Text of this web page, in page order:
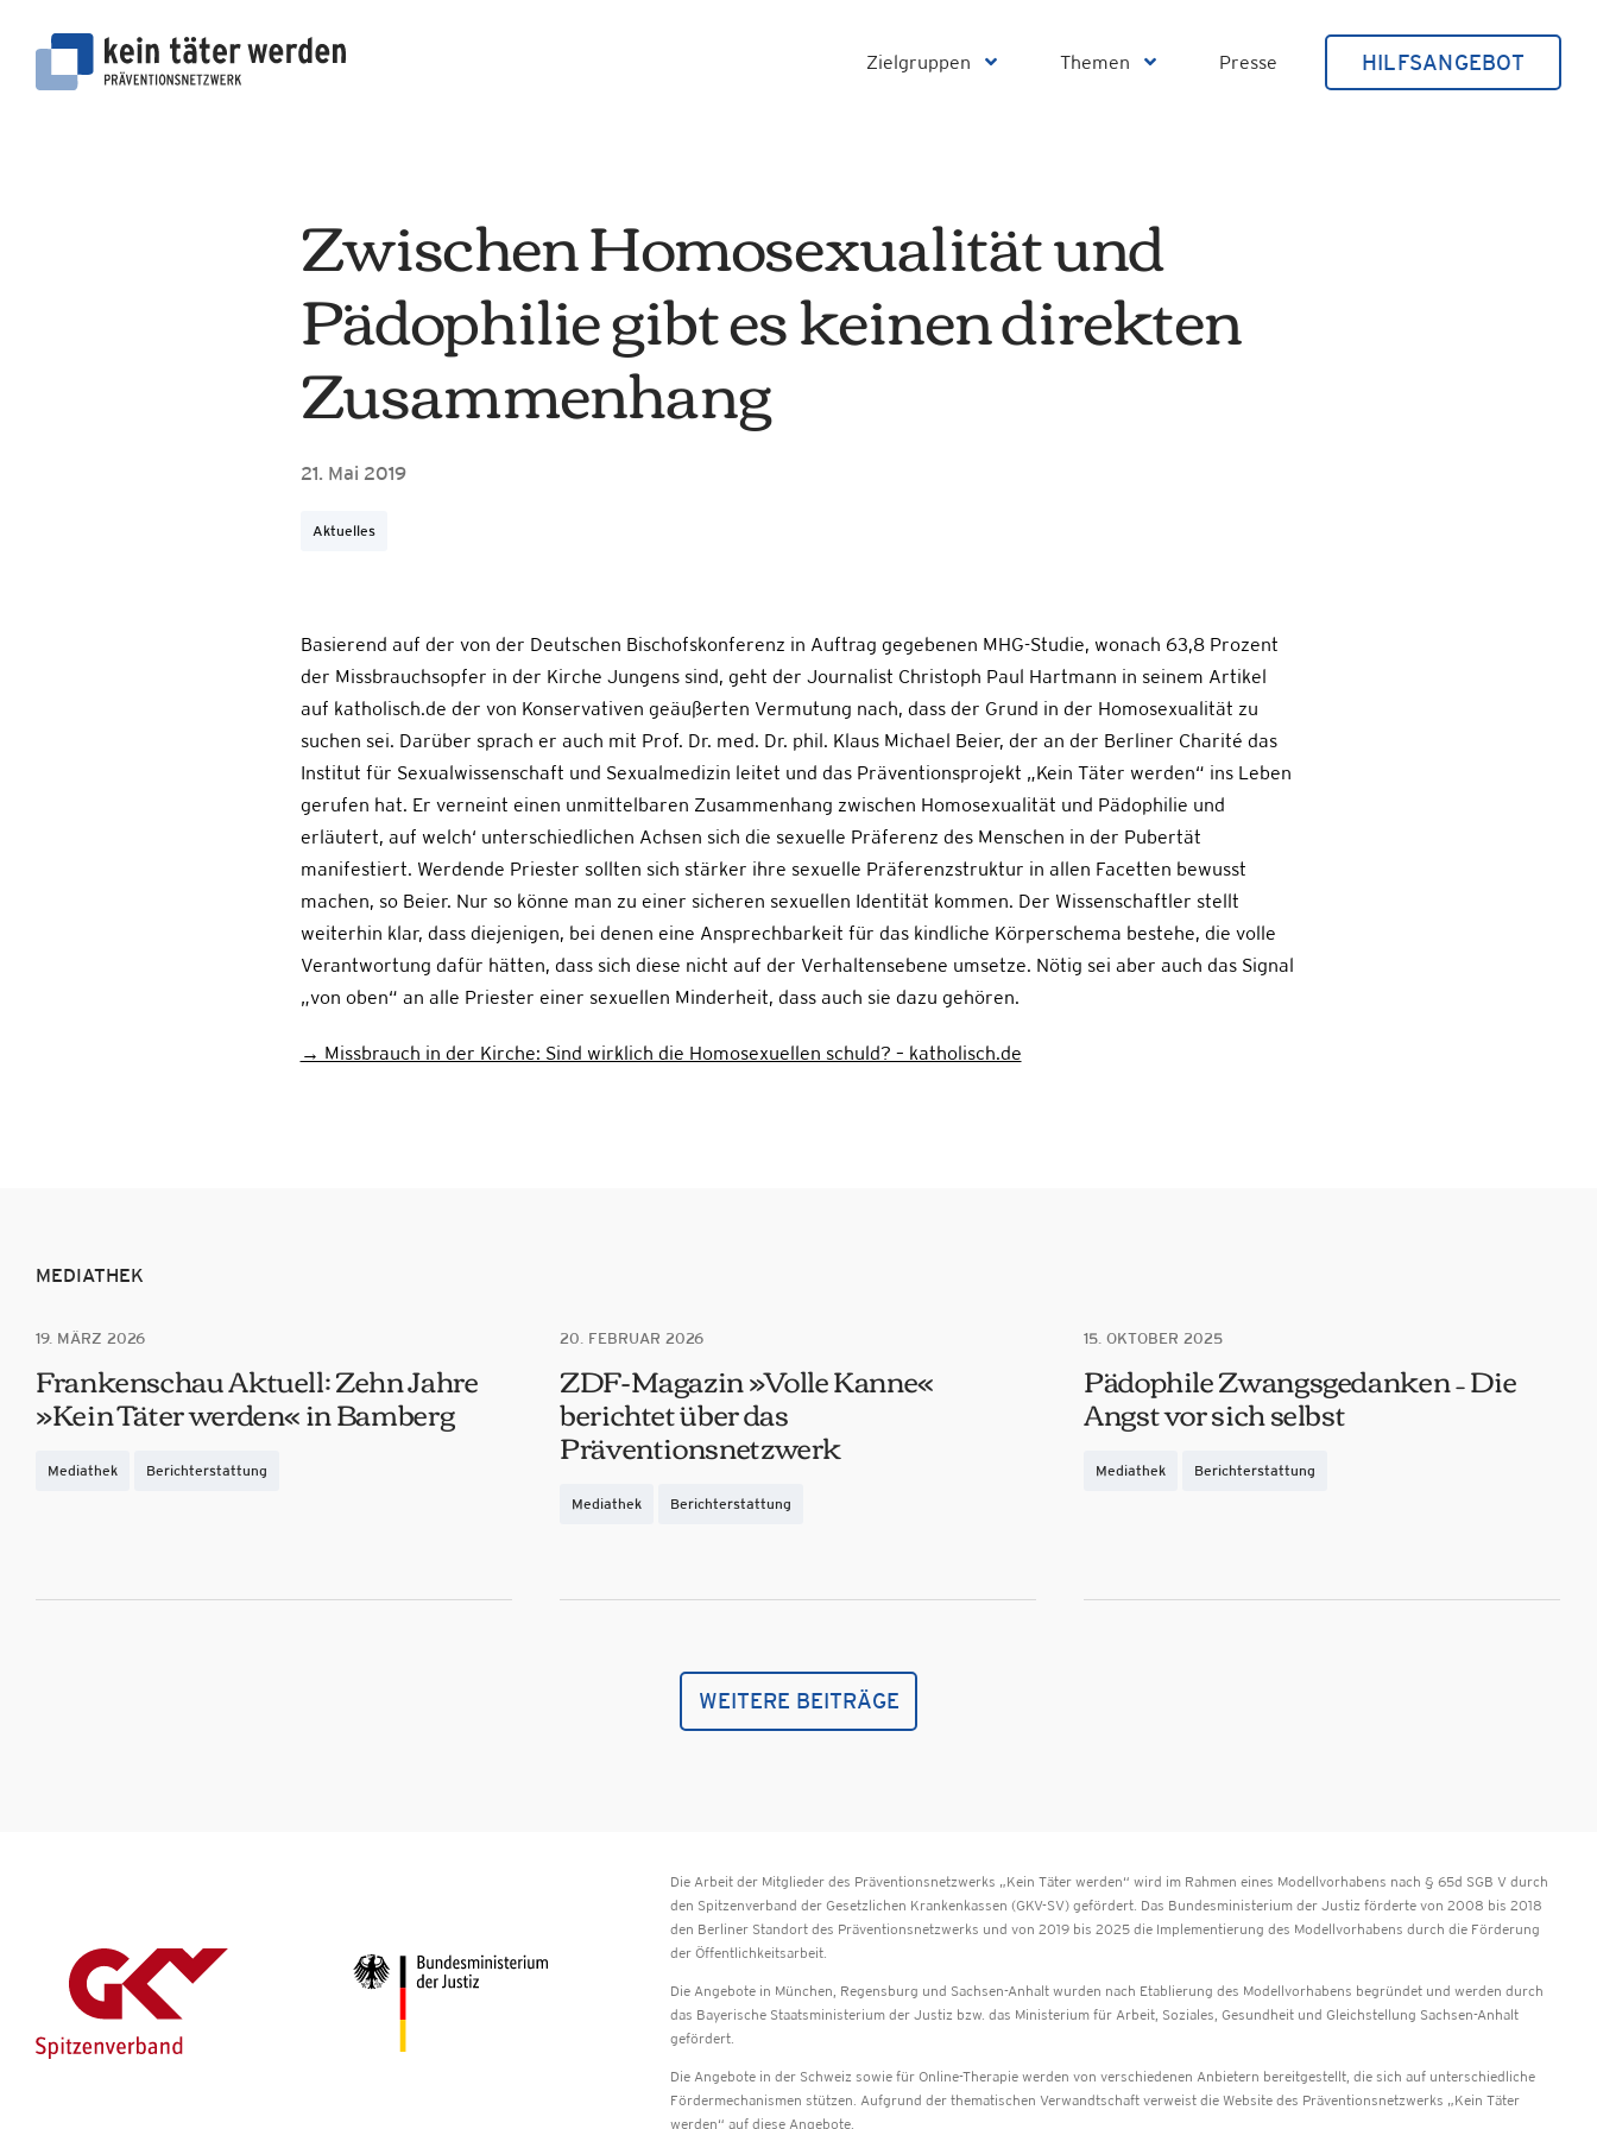
Inhalt
springen
Zielgruppen Themen Presse HILFSANGEBOT
Zwischen Homosexualität und
Pädophilie gibt es keinen direkten
Zusammenhang
21. Mai 2019
Aktuelles
Basierend auf der von der Deutschen Bischofskonferenz in Auftrag gegebenen MHG-Studie, wonach 63,8 Prozent
der Missbrauchsopfer in der Kirche Jungens sind, geht der Journalist Christoph Paul Hartmann in seinem Artikel
auf katholisch.de der von Konservativen geäußerten Vermutung nach, dass der Grund in der Homosexualität zu
suchen sei. Darüber sprach er auch mit Prof. Dr. med. Dr. phil. Klaus Michael Beier, der an der Berliner Charité das
Institut für Sexualwissenschaft und Sexualmedizin leitet und das Präventionsprojekt „Kein Täter werden“ ins Leben
gerufen hat. Er verneint einen unmittelbaren Zusammenhang zwischen Homosexualität und Pädophilie und
erläutert, auf welch‘ unterschiedlichen Achsen sich die sexuelle Präferenz des Menschen in der Pubertät
manifestiert. Werdende Priester sollten sich stärker ihre sexuelle Präferenzstruktur in allen Facetten bewusst
machen, so Beier. Nur so könne man zu einer sicheren sexuellen Identität kommen. Der Wissenschaftler stellt
weiterhin klar, dass diejenigen, bei denen eine Ansprechbarkeit für das kindliche Körperschema bestehe, die volle
Verantwortung dafür hätten, dass sich diese nicht auf der Verhaltensebene umsetze. Nötig sei aber auch das Signal
„von oben“ an alle Priester einer sexuellen Minderheit, dass auch sie dazu gehören.
→ Missbrauch in der Kirche: Sind wirklich die Homosexuellen schuld? – katholisch.de
MEDIATHEK
Frankenschau Aktuell: Zehn Jahre
»Kein Täter werden« in Bamberg
19. MÄRZ 2026
Mediathek Berichterstattung
ZDF-Magazin »Volle Kanne«
berichtet über das
Präventionsnetzwerk
20. FEBRUAR 2026
Mediathek Berichterstattung
Pädophile Zwangsgedanken – Die
Angst vor sich selbst
15. OKTOBER 2025
Mediathek Berichterstattung
WEITERE BEITRÄGE
Die Arbeit der Mitglieder des Präventionsnetzwerks „Kein Täter werden“ wird im Rahmen eines Modellvorhabens nach § 65d SGB V durch
den Spitzenverband der Gesetzlichen Krankenkassen (GKV-SV) gefördert. Das Bundesministerium der Justiz förderte von 2008 bis 2018
den Berliner Standort des Präventionsnetzwerks und von 2019 bis 2025 die Implementierung des Modellvorhabens durch die Förderung
der Öffentlichkeitsarbeit.
Die Angebote in München, Regensburg und Sachsen-Anhalt wurden nach Etablierung des Modellvorhabens begründet und werden durch
das Bayerische Staatsministerium der Justiz bzw. das Ministerium für Arbeit, Soziales, Gesundheit und Gleichstellung Sachsen-Anhalt
gefördert.
Die Angebote in der Schweiz sowie für Online-Therapie werden von verschiedenen Anbietern bereitgestellt, die sich auf unterschiedliche
Fördermechanismen stützen. Aufgrund der thematischen Verwandtschaft verweist die Website des Präventionsnetzwerks „Kein Täter
werden“ auf diese Angebote.